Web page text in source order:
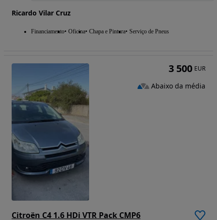
Ricardo Vilar Cruz
Financiamento Oficina Chapa e Pintura Serviço de Pneus
Citroën C4 1.6 HDi VTR Pack CMP6
3 500 EUR
Abaixo da média